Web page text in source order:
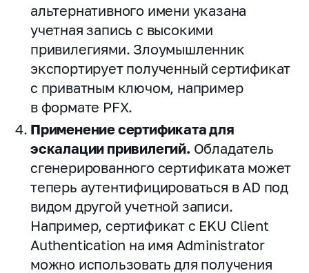
альтернативного имени указана
учетная запись с высокими
привилегиями. Злоумышленник
экспортирует полученный сертификат
с приватным ключом, например
в формате PFX.
Применение сертификата для
эскалации привилегий. Обладатель
сгенерированного сертификата может
теперь аутентифицироваться в AD под
видом другой учетной записи.
Например, сертификат с EKU Client
Authentication на имя Administrator
можно использовать для получения